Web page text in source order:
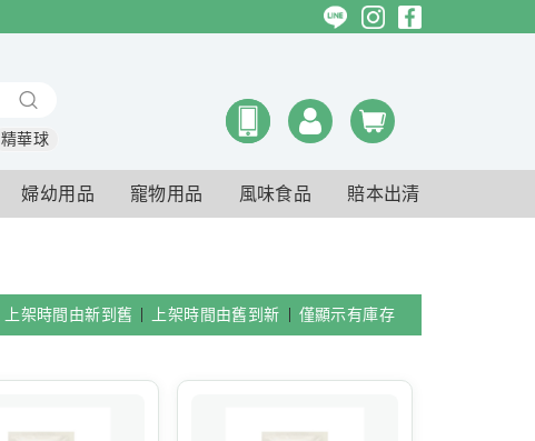
精華球
婦幼用品 寵物用品 風味食品 賠本出清
上架時間由新到舊 上架時間由舊到新 僅顯示有庫存